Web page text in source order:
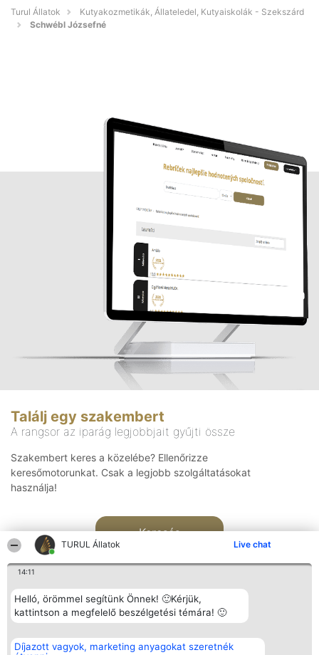
TURUL Állatok Live chat
14:11
Helló, örömmel segítünk Önnek! 🙂Kérjük,
kattintson a megfelelő beszélgetési témára! 🙂
Díjazott vagyok, marketing anyagokat szeretnék
Turul Állatok
Kutyakozmetikák, Állateledel, Kutyaiskolák - Szekszárd
Schwébl Józsefné
Találj egy szakembert
A rangsor az iparág legjobbjait gyűjti össze
Szakembert keres a közelébe? Ellenőrizze
keresőmotorunkat. Csak a legjobb szolgáltatásokat
használja!
Keresés
Rangsorszervező
SC Beautiful Company S.R.L.
Népszavazás
Nyertesek
Elérhetőség
Elérhetőség